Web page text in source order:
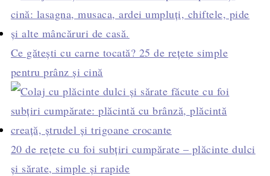
Ce gătești cu carne tocată? 25 de rețete simple
pentru prânz și cină
20 de rețete cu foi subțiri cumpărate – plăcinte dulci
și sărate, simple și rapide